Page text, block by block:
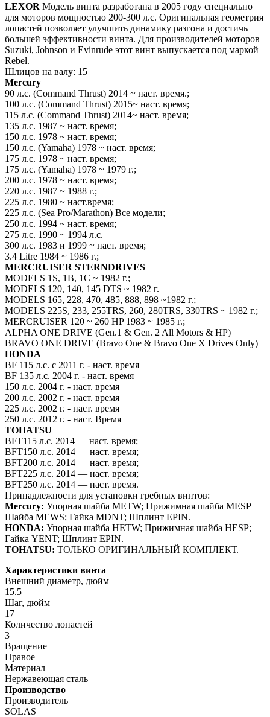
LEXOR Модель винта разработана в 2005 году специально
для моторов мощностью 200-300 л.с. Оригинальная геометрия
лопастей позволяет улучшить динамику разгона и достичь
большей эффективности винта. Для производителей моторов
Suzuki, Johnson и Evinrude этот винт выпускается под маркой
Rebеl.
Шлицов на валу: 15
Mercury
90 л.с. (Command Thrust) 2014 ~ наст. время.;
100 л.с. (Command Thrust) 2015~ наст. время;
115 л.с. (Command Thrust) 2014~ наст. время;
135 л.с. 1987 ~ наст. время;
150 л.с. 1978 ~ наст. время;
150 л.с. (Yamaha) 1978 ~ наст. время;
175 л.с. 1978 ~ наст. время;
175 л.с. (Yamaha) 1978 ~ 1979 г.;
200 л.с. 1978 ~ наст. время;
220 л.с. 1987 ~ 1988 г.;
225 л.с. 1980 ~ наст.время;
225 л.с. (Sea Pro/Marathon) Все модели;
250 л.с. 1994 ~ наст. время;
275 л.с. 1990 ~ 1994 л.с.
300 л.с. 1983 и 1999 ~ наст. время;
3.4 Litre 1984 ~ 1986 г.;
MERCRUISER STERNDRIVES
MODELS 1S, 1B, 1C ~ 1982 г.;
MODELS 120, 140, 145 DTS ~ 1982 г.
MODELS 165, 228, 470, 485, 888, 898 ~1982 г.;
MODELS 225S, 233, 255TRS, 260, 280TRS, 330TRS ~ 1982 г.;
MERCRUISER 120 ~ 260 HP 1983 ~ 1985 г.;
ALPHA ONE DRIVE (Gen.1 & Gen. 2 All Motors & HP)
BRAVO ONE DRIVE (Bravo One & Bravo One X Drives Only)
HONDA
BF 115 л.с. с 2011 г. - наст. время
BF 135 л.с. 2004 г. - наст. время
150 л.с. 2004 г. - наст. время
200 л.с. 2002 г. - наст. время
225 л.с. 2002 г. - наст. время
250 л.с. 2012 г. - наст. Время
TOHATSU
BFT115 л.с. 2014 — наст. время;
BFT150 л.с. 2014 — наст. время;
BFT200 л.с. 2014 — наст. время;
BFT225 л.с. 2014 — наст. время;
BFT250 л.с. 2014 — наст. время.
Принадлежности для установки гребных винтов:
Mercury: Упорная шайба METW; Прижимная шайба MESP
Шайба MEWS; Гайка MDNT; Шплинт EPIN.
HONDA: Упорная шайба HETW; Прижимная шайба HESP;
Гайка YENT; Шплинт EPIN.
TOHATSU: ТОЛЬКО ОРИГИНАЛЬНЫЙ КОМПЛЕКТ.
Характеристики винта
Внешний диаметр, дюйм
15.5
Шаг, дюйм
17
Количество лопастей
3
Вращение
Правое
Материал
Нержавеющая сталь
Производство
Производитель
SOLAS